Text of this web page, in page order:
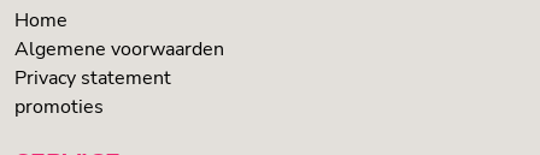
Home
Algemene voorwaarden
Privacy statement
promoties